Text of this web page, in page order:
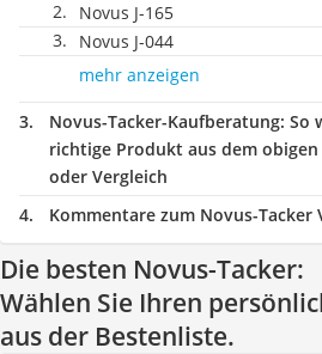
Novus J-165
Novus J-044
mehr anzeigen
Novus-Tacker-Kaufberatung: So
richtige Produkt aus dem obigen
oder Vergleich
Kommentare zum Novus-Tacker
Die besten Novus-Tacker:
Wählen Sie Ihren
aus der Bestenliste.